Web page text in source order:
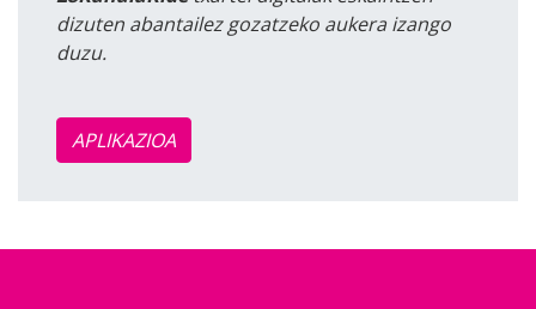
dizuten abantailez gozatzeko aukera izango
duzu.
APLIKAZIOA